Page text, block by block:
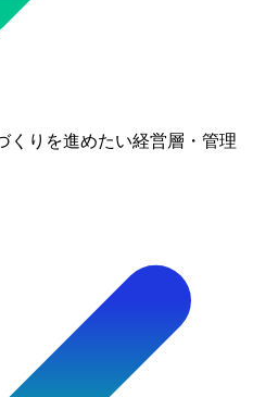
くりを進めたい経営層・管理